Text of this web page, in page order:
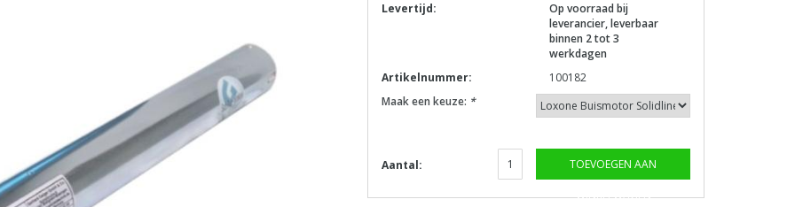
Levertijd:
Op voorraad bij
leverancier, leverbaar
binnen 2 tot 3
werkdagen
Artikelnummer:
100182
Maak een keuze: *
Aantal: TOEVOEGEN AAN
WINKELWAGEN